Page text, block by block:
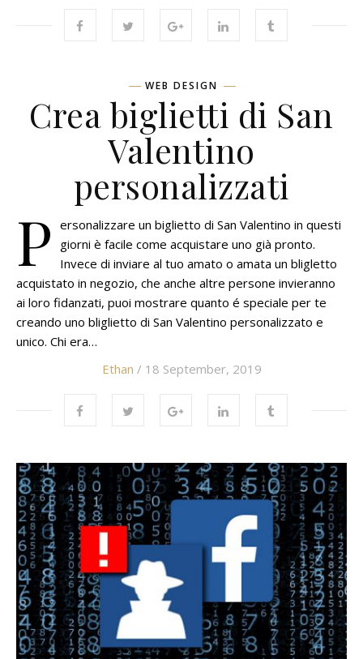
WEB DESIGN
Crea biglietti di San
Valentino
personalizzati
P ersonalizzare un biglietto di San Valentino in questi
giorni è facile come acquistare uno già pronto.
Invece di inviare al tuo amato o amata un bligletto
acquistato in negozio, che anche altre persone invieranno
ai loro fidanzati, puoi mostrare quanto é speciale per te
creando uno bliglietto di San Valentino personalizzato e
unico. Chi era…
Ethan / 18 September, 2019